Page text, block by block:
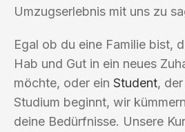
Umzugserlebnis mit uns zu
Egal ob du eine Familie bist,
Hab und Gut in ein neues
möchte, oder ein Student,
Studium beginnt, wir
deine Bedürfnisse. Unsere